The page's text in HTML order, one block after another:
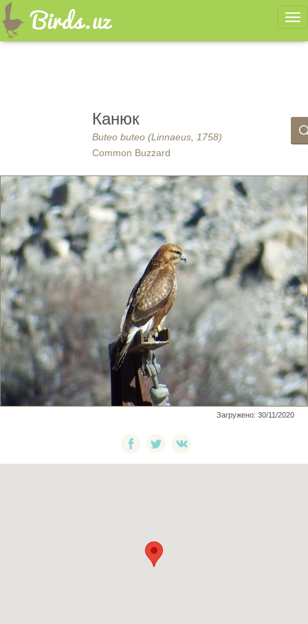
Канюк
Buteo buteo (Linnaeus, 1758)
Common Buzzard
Загружено: 30/11/2020